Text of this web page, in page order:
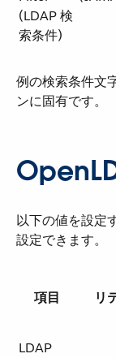
(LDAP 検
索条件)
例の検索条件文
ンに固有です。
以下の値を設定
設定できます。
項目 リ
LDAP